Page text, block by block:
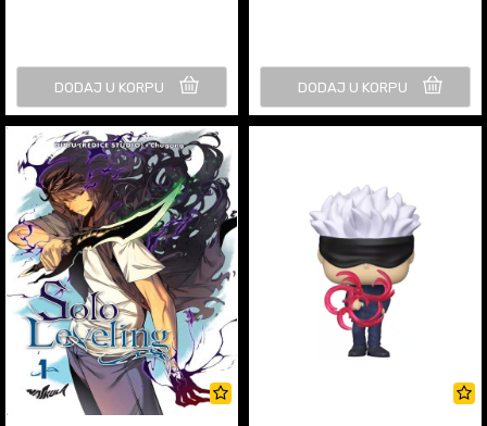
DODAJ U KORPU DODAJ U KORPU